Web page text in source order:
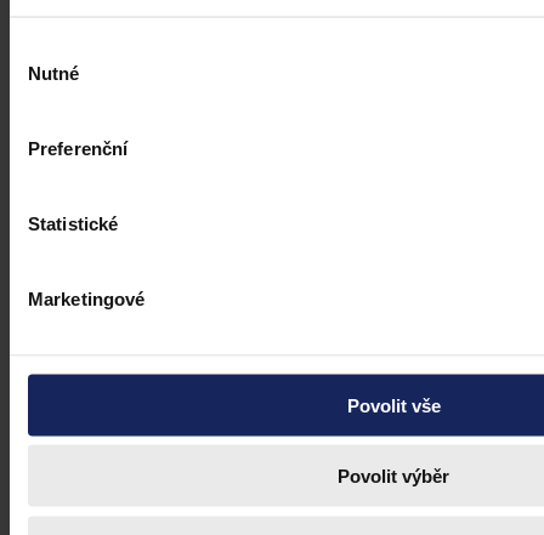
souhlasu
Nutné
Preferenční
Statistické
Marketingové
Povolit vše
Povolit výběr
Právní portál, jehož cílovou skupinou jsou nejenom právní
profesionálové a zástupci právnických profesí, ale všichni, kteří